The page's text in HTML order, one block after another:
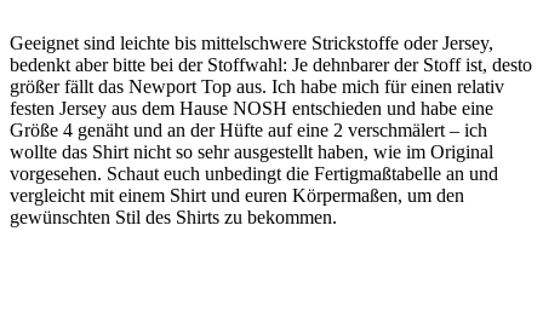
Geeignet sind leichte bis mittelschwere Strickstoffe oder Jersey,
bedenkt aber bitte bei der Stoffwahl: Je dehnbarer der Stoff ist, desto
größer fällt das Newport Top aus. Ich habe mich für einen relativ
festen Jersey aus dem Hause NOSH entschieden und habe eine
Größe 4 genäht und an der Hüfte auf eine 2 verschmälert – ich
wollte das Shirt nicht so sehr ausgestellt haben, wie im Original
vorgesehen. Schaut euch unbedingt die Fertigmaßtabelle an und
vergleicht mit einem Shirt und euren Körpermaßen, um den
gewünschten Stil des Shirts zu bekommen.